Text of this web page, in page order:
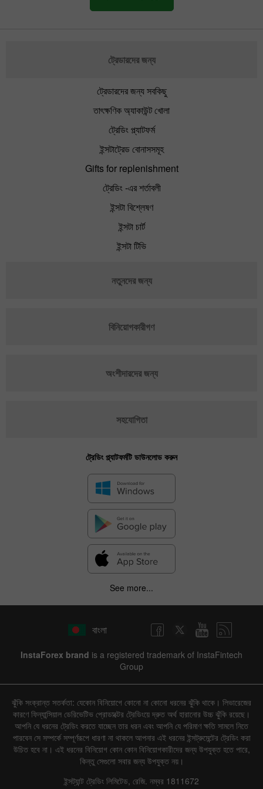
ট্রেডারদের জন্য
ট্রেডারদের জন্য সবকিছু
তাৎক্ষণিক অ্যাকাউন্ট খোলা
ট্রেডিং প্ল্যাটফর্ম
ইন্সটাট্রেড বোনাসসমূহ
Gifts for replenishment
ট্রেডিং -এর শর্তাবলী
ইন্সটা বিশ্লেষণ
ইন্সটা চার্ট
ইন্সটা টিভি
নতুনদের জন্য
বিনিয়োগকারীগণ
অংশীদারদের জন্য
সহযোগিতা
ট্রেডিং প্ল্যাটফর্মটি ডাউনলোড করুন
See more...
বাংলা
InstaForex brand is a registered trademark of InstaFintech
Group
ঝুঁকি সংক্রান্ত সতর্কতা: যেকোন বিনিয়োগে কোনো না কোনো ধরনের ঝুঁকি থাকে। লিভারেজের
কারণে ফিন্যান্সিয়াল ডেরিভেটিভ প্রোডাক্টের ট্রেডিংয়ে দ্রুত অর্থ হারানোর উচ্চ ঝুঁকি রয়েছে।
আপনি যে ধরনের ট্রেডিং করতে যাচ্ছেন তার ধরন এবং আপনি যে পরিমাণ ক্ষতি সামলে নিতে
পারবেন সে সম্পর্কে সম্পূর্ণরূপে ধারণা না থাকলে আপনার এই ধরনের ইন্সট্রুমেন্টের ট্রেডিং করা
উচিত হবে না। এই ধরনের বিনিয়োগ কোন কোন বিনিয়োগকারীদের জন্য উপযুক্ত হতে পারে,
কিন্তু সেগুলো সবার জন্য উপযুক্ত নয়।
ইন্সট্যান্ট ট্রেডিং লিমিটেড, রেজি. নম্বর 1811672